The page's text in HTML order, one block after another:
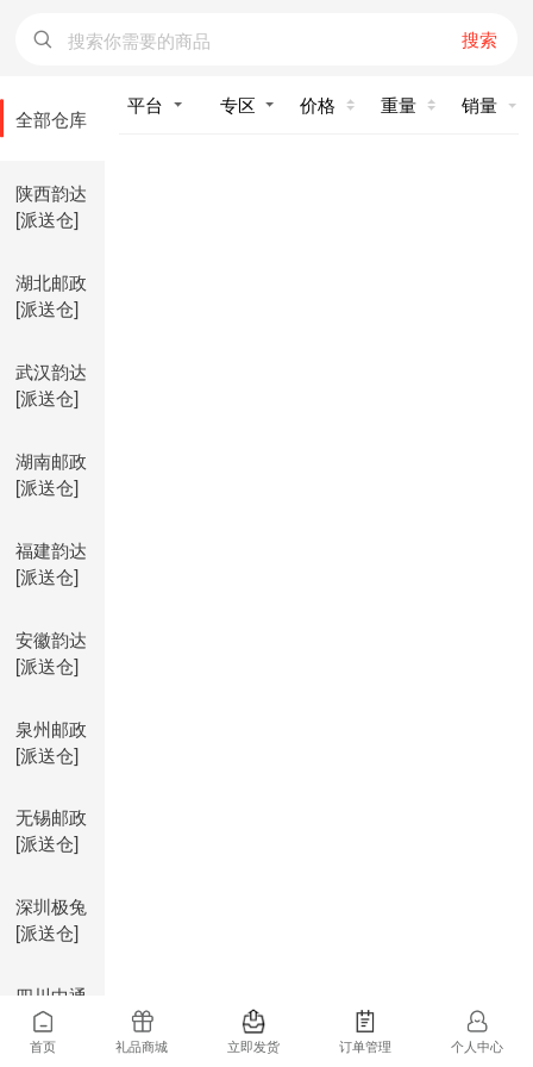
搜索
全部仓库
陕西韵达
[派送仓]
湖北邮政
[派送仓]
武汉韵达
[派送仓]
湖南邮政
[派送仓]
福建韵达
[派送仓]
安徽韵达
[派送仓]
泉州邮政
[派送仓]
无锡邮政
[派送仓]
深圳极兔
[派送仓]
四川中通
[派送仓]
价格 重量 销量
首页 礼品商城 立即发货 订单管理 个人中心